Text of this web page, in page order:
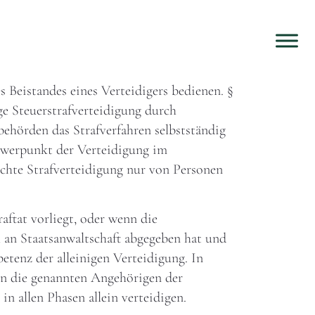
eines Verteidigers bedienen. §
Steuerstrafverteidigung durch
das Strafverfahren selbstständig
der Verteidigung im
Strafverteidigung nur von Personen
vorliegt, oder wenn die
Staatsanwaltschaft abgegeben hat und
der alleinigen Verteidigung. In
die genannten Angehörigen der
allen Phasen allein verteidigen.